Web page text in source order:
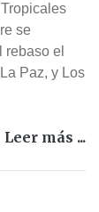
se
rebaso el
Paz, y Los
Leer más ...